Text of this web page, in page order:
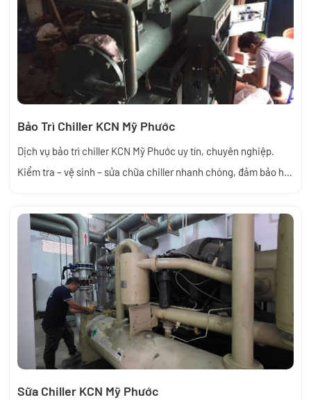
Bảo Trì Chiller KCN Mỹ Phước
Dịch vụ bảo trì chiller KCN Mỹ Phước uy tín, chuyên nghiệp.
Kiểm tra – vệ sinh – sửa chữa chiller nhanh chóng, đảm bảo hệ
Sữa Chiller KCN Mỹ Phước